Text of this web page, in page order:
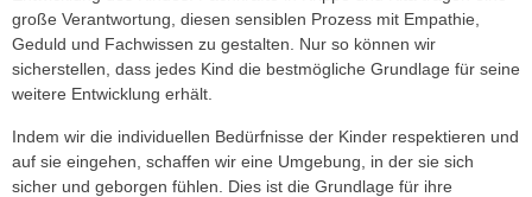
große Verantwortung, diesen sensiblen Prozess mit Empathie,
Geduld und Fachwissen zu gestalten. Nur so können wir
sicherstellen, dass jedes Kind die bestmögliche Grundlage für seine
weitere Entwicklung erhält.
Indem wir die individuellen Bedürfnisse der Kinder respektieren und
auf sie eingehen, schaffen wir eine Umgebung, in der sie sich
sicher und geborgen fühlen. Dies ist die Grundlage für ihre